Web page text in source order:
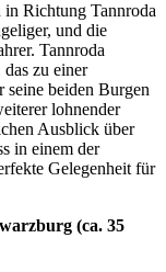
in Richtung Tannroda
und die
Tannroda
das zu einer
beiden Burgen
lohnender
Ausblick über
in einem der
Gelegenheit für
(ca. 35